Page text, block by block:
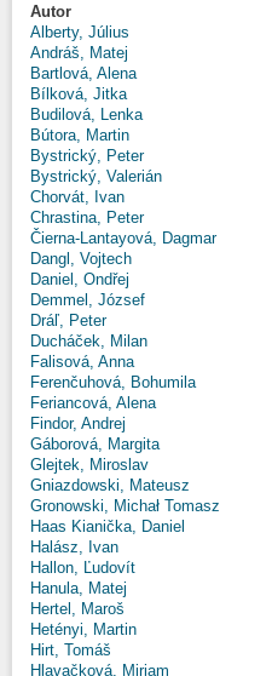
Autor
Alberty, Július
Andráš, Matej
Bartlová, Alena
Bílková, Jitka
Budilová, Lenka
Bútora, Martin
Bystrický, Peter
Bystrický, Valerián
Chorvát, Ivan
Chrastina, Peter
Čierna-Lantayová, Dagmar
Dangl, Vojtech
Daniel, Ondřej
Demmel, József
Dráľ, Peter
Ducháček, Milan
Falisová, Anna
Ferenčuhová, Bohumila
Feriancová, Alena
Findor, Andrej
Gáborová, Margita
Glejtek, Miroslav
Gniazdowski, Mateusz
Gronowski, Michał Tomasz
Haas Kianička, Daniel
Halász, Ivan
Hallon, Ľudovít
Hanula, Matej
Hertel, Maroš
Hetényi, Martin
Hirt, Tomáš
Hlavačková, Miriam